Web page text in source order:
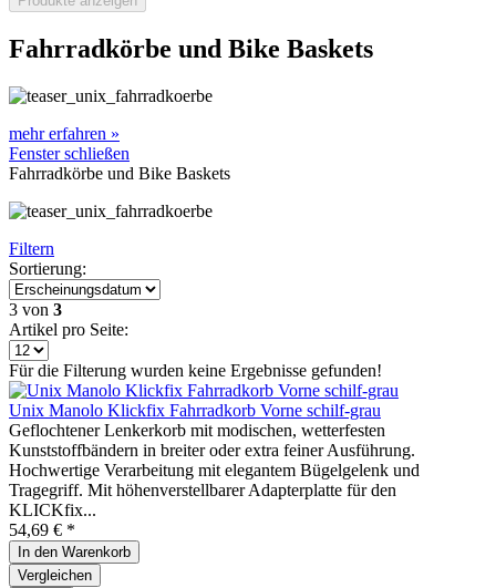
Fahrradkörbe und Bike Baskets
mehr erfahren »
Fenster schließen
Fahrradkörbe und Bike Baskets
Filtern
Sortierung:
3 von 3
Artikel pro Seite:
Für die Filterung wurden keine Ergebnisse gefunden!
Unix Manolo Klickfix Fahrradkorb Vorne schilf-grau
Geflochtener Lenkerkorb mit modischen, wetterfesten
Kunststoffbändern in breiter oder extra feiner Ausführung.
Hochwertige Verarbeitung mit elegantem Bügelgelenk und
Tragegriff. Mit höhenverstellbarer Adapterplatte für den
KLICKfix...
54,69 € *
In den Warenkorb
Vergleichen